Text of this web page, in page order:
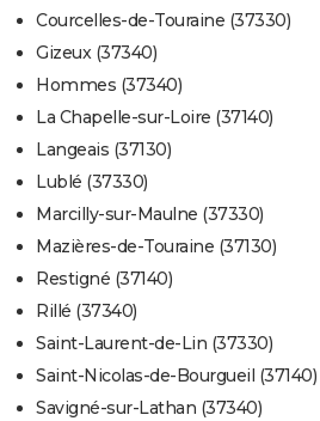
Courcelles-de-Touraine (37330)
Gizeux (37340)
Hommes (37340)
La Chapelle-sur-Loire (37140)
Langeais (37130)
Lublé (37330)
Marcilly-sur-Maulne (37330)
Mazières-de-Touraine (37130)
Restigné (37140)
Rillé (37340)
Saint-Laurent-de-Lin (37330)
Saint-Nicolas-de-Bourgueil (37140)
Savigné-sur-Lathan (37340)